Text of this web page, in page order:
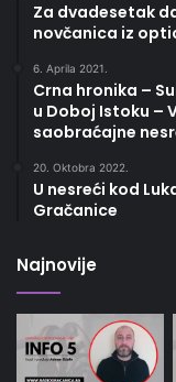
Za dvadesetak
novčanica iz
6. Aprila 2021.
Crna hronika –
u Doboj Istoku –
saobraćajne
20. Oktobra 2022.
U nesreći kod
Gračanice
Najnovije